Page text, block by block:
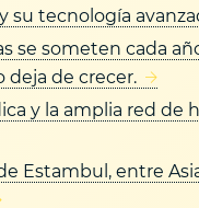
su tecnología
se someten cada
deja de crecer.
y la amplia red de
Estambul, entre